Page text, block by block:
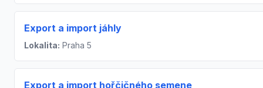
Export a import jáhly
Lokalita: Praha 5
Export a import hořčičného semene